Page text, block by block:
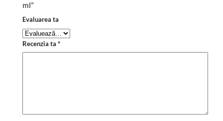
ml”
Evaluarea ta
Recenzia ta *